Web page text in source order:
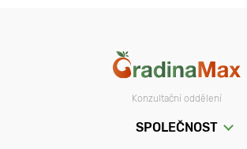
Konzultační oddělení
SPOLEČNOST